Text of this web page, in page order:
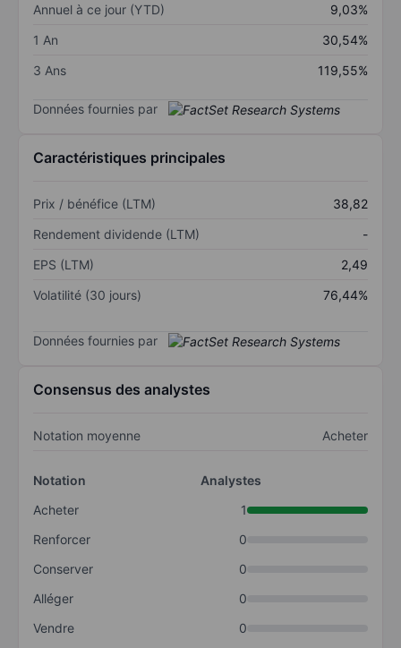
Annuel à ce jour (YTD)
9,03%
1 An
30,54%
3 Ans
119,55%
Données fournies par
Caractéristiques principales
Prix / bénéfice (LTM)
38,82
Rendement dividende (LTM)
-
EPS (LTM)
2,49
Volatilité (30 jours)
76,44%
Données fournies par
Consensus des analystes
Notation moyenne Acheter
Notation
Analystes
Acheter
1
Renforcer
0
Conserver
0
Alléger
0
Vendre
0